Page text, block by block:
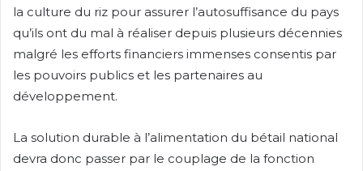
la culture du riz pour assurer l’autosuffisance du pays
qu’ils ont du mal à réaliser depuis plusieurs décennies
malgré les efforts financiers immenses consentis par
les pouvoirs publics et les partenaires au
développement.
La solution durable à l’alimentation du bétail national
devra donc passer par le couplage de la fonction